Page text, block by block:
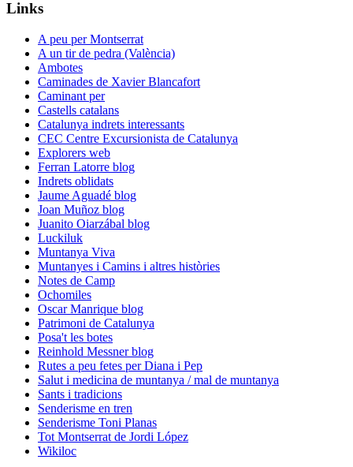
Links
A peu per Montserrat
A un tir de pedra (València)
Ambotes
Caminades de Xavier Blancafort
Caminant per
Castells catalans
Catalunya indrets interessants
CEC Centre Excursionista de Catalunya
Explorers web
Ferran Latorre blog
Indrets oblidats
Jaume Aguadé blog
Joan Muñoz blog
Juanito Oiarzábal blog
Luckiluk
Muntanya Viva
Muntanyes i Camins i altres històries
Notes de Camp
Ochomiles
Oscar Manrique blog
Patrimoni de Catalunya
Posa't les botes
Reinhold Messner blog
Rutes a peu fetes per Diana i Pep
Salut i medicina de muntanya / mal de muntanya
Sants i tradicions
Senderisme en tren
Senderisme Toni Planas
Tot Montserrat de Jordi López
Wikiloc